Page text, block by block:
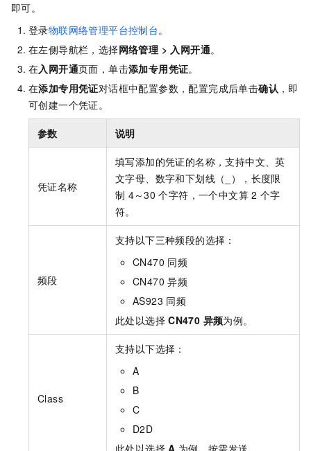
即可。
登录物联网络管理平台控制台。
在左侧导航栏，选择网络管理 > 入网开通。
在入网开通页面，单击添加专用凭证。
在添加专用凭证对话框中配置参数，配置完成后单击确认 ，即
可创建一个凭证。
参数 说明
凭证名称
填写添加的凭证的名称，支持中文、英
文字母、数字和下划线（_），长度限
制 4～30 个字符，一个中文算 2 个字
符。
频段
支持以下三种频段的选择：
CN470 同频
CN470 异频
AS923 同频
此处以选择 CN470 异频为例。
Class
支持以下选择：
A
B
C
D2D